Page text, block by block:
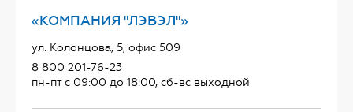
«КОМПАНИЯ "ЛЭВЭЛ"»
ул. Колонцова, 5, офис 509
8 800 201-76-23
пн-пт с 09:00 до 18:00, сб-вс выходной